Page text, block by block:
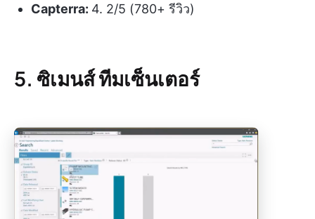
Capterra: 4. 2/5 (780+ รีวิว)
5. ซิเมนส์ ทีมเซ็นเตอร์